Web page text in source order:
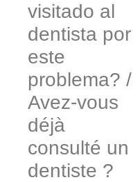
visitado al
dentista por
este
problema? /
Avez-vous
déjà
consulté un
dentiste ?